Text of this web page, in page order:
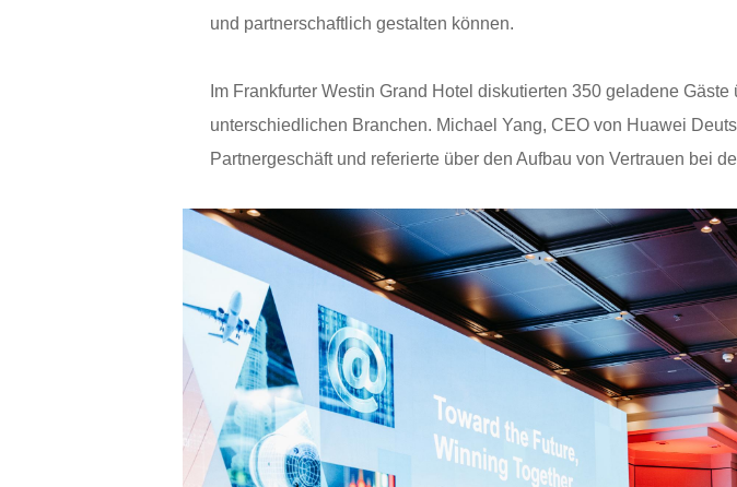
und partnerschaftlich gestalten können.
Im Frankfurter Westin Grand Hotel diskutierten 350 geladene Gäste
unterschiedlichen Branchen. Michael Yang, CEO von Huawei
Partnergeschäft und referierte über den Aufbau von Vertrauen bei